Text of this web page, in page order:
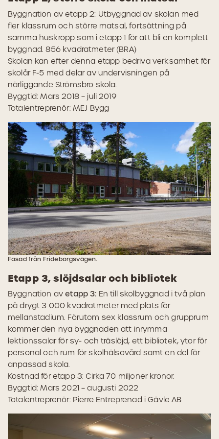
Byggnation av etapp 2: Utbyggnad av skolan med
fler klassrum och större matsal, fortsättning på
samma huskropp som i etapp 1 för att bli en komplett
byggnad. 856 kvadratmeter (BRA)
Skolan kan efter denna etapp bedriva verksamhet för
skolår F-5 med delar av undervisningen på
närliggande Strömsbro skola.
Byggtid: Mars 2018 – juli 2019
Totalentreprenör: MEJ Bygg
Fasad från Frideborgsvägen.
Etapp 3, slöjdsalar och bibliotek
Byggnation av etapp 3: En till skolbyggnad i två plan
på drygt 3 000 kvadratmeter med plats för
mellanstadium. Förutom sex klassrum och grupprum
kommer den nya byggnaden att inrymma
lektionssalar för sy- och träslöjd, ett bibliotek, ytor för
personal och rum för skolhälsovård samt en del för
anpassad skola.
Kostnad för etapp 3: Cirka 70 miljoner kronor.
Byggtid: Mars 2021 – augusti 2022
Totalentreprenör: Pierre Entreprenad i Gävle AB